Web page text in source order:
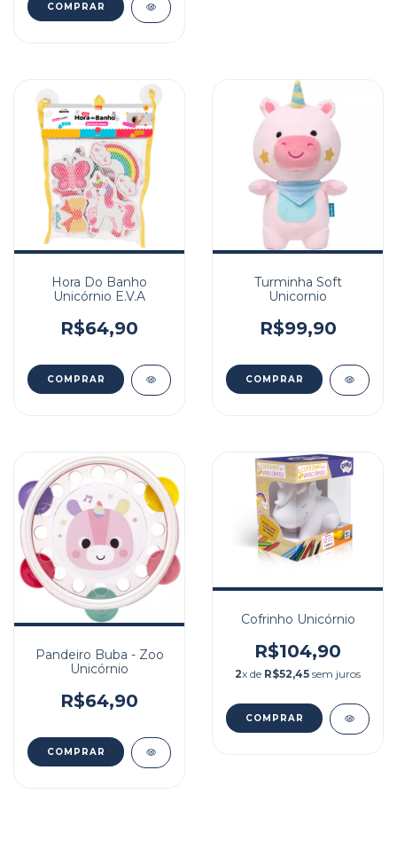
Hora Do Banho
Unicórnio E.V.A
R$64,90
Turminha Soft
Unicornio
R$99,90
Pandeiro Buba - Zoo
Unicórnio
R$64,90
Cofrinho Unicórnio
R$104,90
2x de R$52,45 sem juros